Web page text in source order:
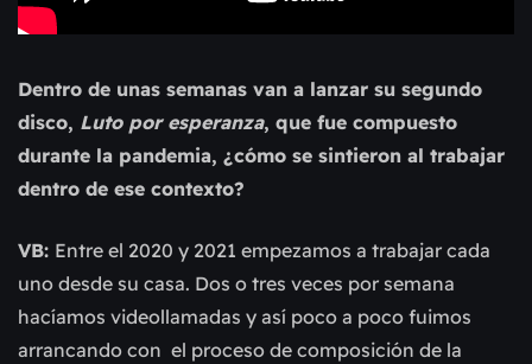
Dentro de unas semanas van a lanzar su segundo
disco, Luto por esperanza, que fue compuesto
durante la pandemia, ¿cómo se sintieron al trabajar
dentro de ese contexto?
VB: Entre el 2020 y 2021 empezamos a trabajar cada
uno desde su casa. Dos o tres veces por semana
hacíamos videollamadas y así poco a poco fuimos
arrancando con el proceso de composición de la